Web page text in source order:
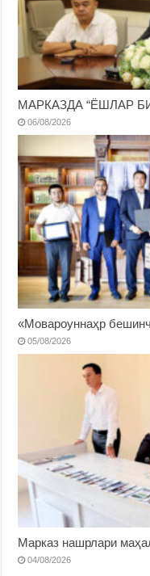
МАРКАЗДА “ЁШЛАР
06/08/2026
«Мовароуннаҳр
05/08/2026
Марказ нашрлари
04/08/2026